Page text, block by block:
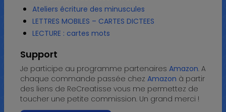
Ateliers écriture des minuscules
LETTRES MOBILES – CARTES DICTEES
LECTURE : cartes mots
Support
Je participe au programme partenaires Amazon. A
chaque commande passée chez Amazon à partir
des liens de ReCreatisse vous me permettez de
toucher une petite commission. Un grand merci !